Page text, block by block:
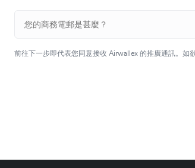
前往下一步即代表您同意接收 Airwallex 的推廣通訊。如